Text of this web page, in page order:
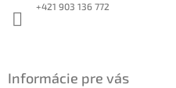
+421 903 136 772
Informácie pre vás